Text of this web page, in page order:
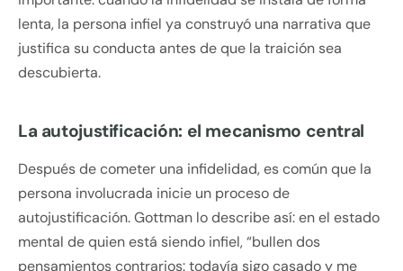
lenta, la persona infiel ya construyó una narrativa que
justifica su conducta antes de que la traición sea
descubierta.
La autojustificación: el mecanismo central
Después de cometer una infidelidad, es común que la
persona involucrada inicie un proceso de
autojustificación. Gottman lo describe así: en el estado
mental de quien está siendo infiel, “bullen dos
pensamientos contrarios: todavía sigo casado y me